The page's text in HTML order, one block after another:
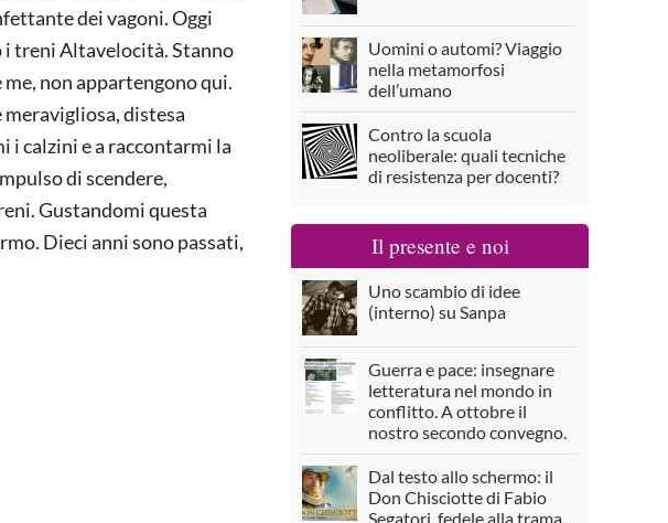
dei vagoni. Oggi
i treni Altavelocità. Stanno
non appartengono qui.
meravigliosa, distesa
i calzini e a raccontarmi la
di scendere,
Gustandomi questa
Dieci anni sono passati,
Uomini o automi? Viaggio
nella metamorfosi
dell’umano
Contro la scuola
neoliberale: quali tecniche
di resistenza per docenti?
Il presente e noi
Uno scambio di idee
(interno) su Sanpa
Guerra e pace: insegnare
letteratura nel mondo in
conflitto. A ottobre il
nostro secondo convegno.
Dal testo allo schermo: il
Don Chisciotte di Fabio
Segatori, fedele alla trama,